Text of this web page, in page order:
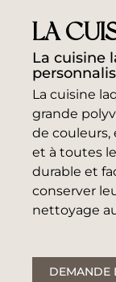
LA
La cuisine
La cuisine
grande
de couleurs,
et à toutes
durable et
conserver
nettoyage
DEMANDE